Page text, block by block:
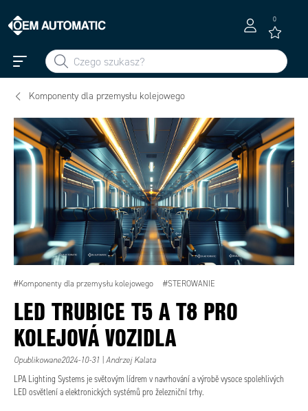
0
Komponenty dla przemysłu kolejowego
#Komponenty dla przemysłu kolejowego #STEROWANIE
LED TRUBICE T5 A T8 PRO
KOLEJOVÁ VOZIDLA
Opublikowane2024-10-31 | Andrzej Kalata
LPA Lighting Systems je světovým lídrem v navrhování a výrobě vysoce spolehlivých
LED osvětlení a elektronických systémů pro železniční trhy.